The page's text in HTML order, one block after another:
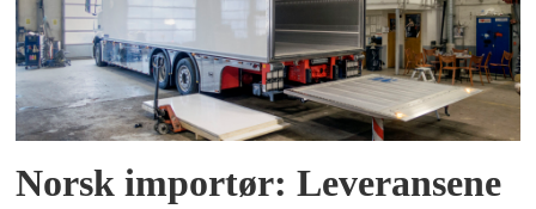
Norsk importør: Leveransene